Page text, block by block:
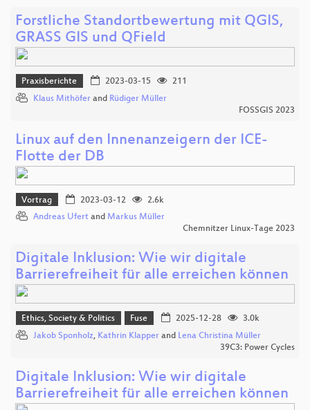
Forstliche Standortbewertung mit QGIS,
GRASS GIS und QField
Praxisberichte 2023-03-15
211
Klaus Mithöfer and Rüdiger Müller
FOSSGIS 2023
Linux auf den Innenanzeigern der ICE-
Flotte der DB
Vortrag 2023-03-12
2.6k
Andreas Ufert and Markus Müller
Chemnitzer Linux-Tage 2023
Digitale Inklusion: Wie wir digitale
Barrierefreiheit für alle erreichen können
Ethics, Society & Politics Fuse 2025-12-28
3.0k
Jakob Sponholz, Kathrin Klapper and Lena Christina Müller
39C3: Power Cycles
Digitale Inklusion: Wie wir digitale
Barrierefreiheit für alle erreichen können